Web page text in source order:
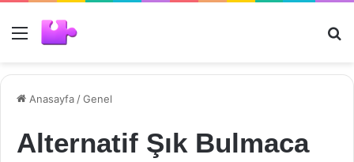
Menü
Anasayfa /Genel
Alternatif Şık Bulmaca